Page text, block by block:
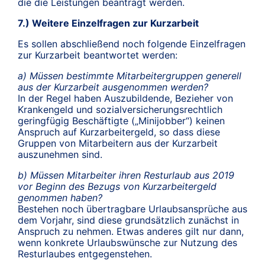
die die Leistungen beantragt werden.
7.) Weitere Einzelfragen zur Kurzarbeit
Es sollen abschließend noch folgende Einzelfragen
zur Kurzarbeit beantwortet werden:
a) Müssen bestimmte Mitarbeitergruppen generell
aus der Kurzarbeit ausgenommen werden?
In der Regel haben Auszubildende, Bezieher von
Krankengeld und sozialversicherungsrechtlich
geringfügig Beschäftigte („Minijobber“) keinen
Anspruch auf Kurzarbeitergeld, so dass diese
Gruppen von Mitarbeitern aus der Kurzarbeit
auszunehmen sind.
b) Müssen Mitarbeiter ihren Resturlaub aus 2019
vor Beginn des Bezugs von Kurzarbeitergeld
genommen haben?
Bestehen noch übertragbare Urlaubsansprüche aus
dem Vorjahr, sind diese grundsätzlich zunächst in
Anspruch zu nehmen. Etwas anderes gilt nur dann,
wenn konkrete Urlaubswünsche zur Nutzung des
Resturlaubes entgegenstehen.